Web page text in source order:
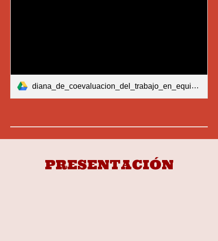
diana_de_coevaluacion_del_trabajo_en_equipo.pdf
PRESENTACIÓN